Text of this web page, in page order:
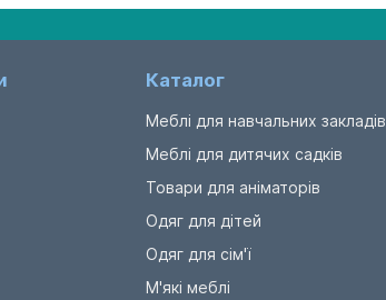
Каталог
Меблі для навчальних закладів
Меблі для дитячих садків
Товари для аніматорів
Одяг для дітей
Одяг для сім'ї
М'які меблі